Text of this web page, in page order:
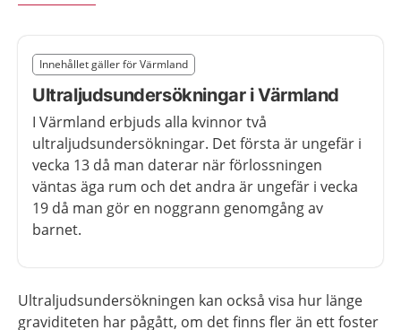
Nedan innehåll gäller region Värmland
Innehållet gäller för Värmland
Ultraljudsundersökningar i Värmland
I Värmland erbjuds alla kvinnor två
ultraljudsundersökningar. Det första är ungefär i
vecka 13 då man daterar när förlossningen
väntas äga rum och det andra är ungefär i vecka
19 då man gör en noggrann genomgång av
barnet.
Slut på det regionala tillägget från region Värmland
Ultraljudsundersökningen kan också visa hur länge
graviditeten har pågått, om det finns fler än ett foster